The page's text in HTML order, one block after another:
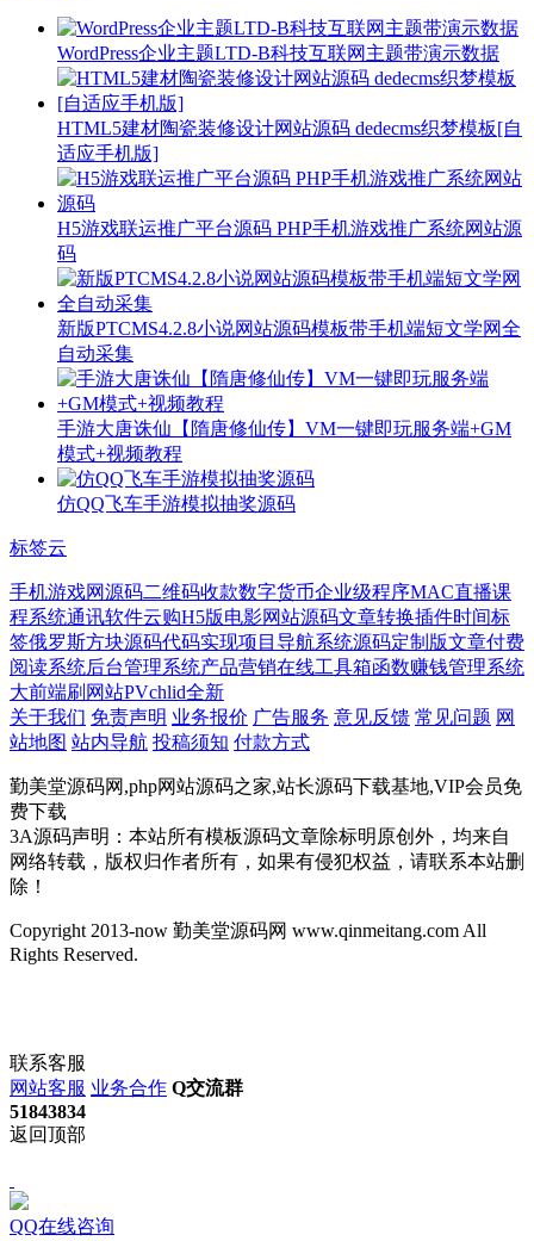
WordPress企业主题LTD-B科技互联网主题带演示数据
HTML5建材陶瓷装修设计网站源码 dedecms织梦模板[自
适应手机版]
H5游戏联运推广平台源码 PHP手机游戏推广系统网站源
码
新版PTCMS4.2.8小说网站源码模板带手机端短文学网全
自动采集
手游大唐诛仙【隋唐修仙传】VM一键即玩服务端+GM
模式+视频教程
仿QQ飞车手游模拟抽奖源码
标签云
手机游戏网源码二维码收款数字货币企业级程序MAC直播课
程系统通讯软件云购H5版电影网站源码文章转换插件时间标
签俄罗斯方块源码代码实现项目 导航系统源码定制版文章付费
阅读系统后台管理系统产品营销在线工具箱函数赚钱管理系统
大前端刷网站PVchlid全新
关于我们 免责声明 业务报价 广告服务 意见反馈 常见问题 网
站地图 站内导航 投稿须知 付款方式
勤美堂源码网,php网站源码之家,站长源码下载基地,VIP会员免
费下载
3A源码声明：本站所有模板源码文章除标明原创外，均来自
网络转载，版权归作者所有，如果有侵犯权益，请联系本站删
除！
Copyright 2013-now 勤美堂源码网 www.qinmeitang.com All
Rights Reserved.
联系客服
网站客服 业务合作 Q交流群
51843834
返回顶部
QQ在线咨询